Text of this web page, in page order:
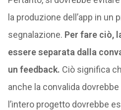
la produzione dell’app in un
segnalazione. Per fare ciò,
essere separata dalla
un feedback. Ciò significa
anche la convalida
l’intero progetto dovrebbe